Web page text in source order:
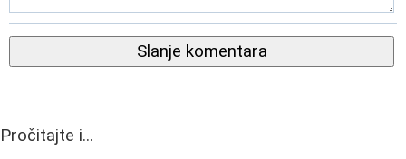
Slanje komentara
Pročitajte i...